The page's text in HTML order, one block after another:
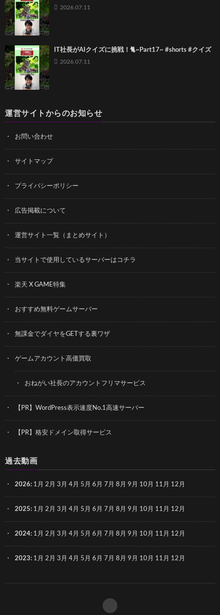
2026.07.11
IT社長がAIクイズに挑戦！🐈~Part17~ #shorts #クイズ
2026.07.11
運営サイトからのお知らせ
お問い合わせ
サイトマップ
プライバシーポリシー
広告掲載について
運営サイト一覧（まとめサイト）
当サイトで使用しているサーバーはコチラ
楽天 X GAME特集
おすすめ無料ゲームサーバー
無課金でダイヤをGETする裏ワザ
ゲームアカウント高価買取
おねがい社長のアカウントフリマサービス
【PR】WordPress表示速度No.1高速サーバー
【PR】格安ドメイン取得サービス
過去動画
2026: 1月 2月 3月 4月 5月 6月 7月 8月 9月 10月 11月 12月
2025: 1月 2月 3月 4月 5月 6月 7月 8月 9月 10月 11月 12月
2024: 1月 2月 3月 4月 5月 6月 7月 8月 9月 10月 11月 12月
2023: 1月 2月 3月 4月 5月 6月 7月 8月 9月 10月 11月 12月